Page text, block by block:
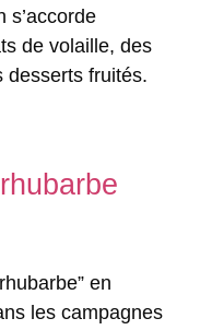
s’accorde
de volaille, des
desserts fruités.
en
les campagnes